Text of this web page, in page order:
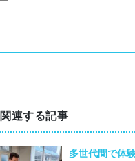
関連する記事
多世代間で体